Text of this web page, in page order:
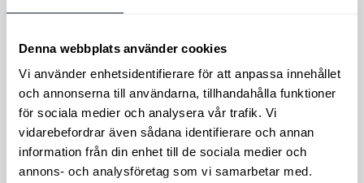
Denna webbplats använder cookies
Vi använder enhetsidentifierare för att anpassa innehållet
och annonserna till användarna, tillhandahålla funktioner
för sociala medier och analysera vår trafik. Vi
vidarebefordrar även sådana identifierare och annan
information från din enhet till de sociala medier och
annons- och analysföretag som vi samarbetar med.
Kia e-Niro Original
Golvmattor, gummi
Skydda bilens golv med
gummi, med exakt
THULE SnowPack
Extender